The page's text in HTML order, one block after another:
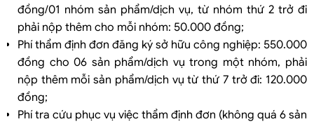
đồng/01 nhóm sản phẩm/dịch vụ, từ nhóm thứ 2 trở đi
phải nộp thêm cho mỗi nhóm: 50.000 đồng;
Phí thẩm định đơn đăng ký sở hữu công nghiệp: 550.000
đồng cho 06 sản phẩm/dịch vụ trong một nhóm, phải
nộp thêm mỗi sản phẩm/dịch vụ từ thứ 7 trở đi: 120.000
đồng;
Phí tra cứu phục vụ việc thẩm định đơn (không quá 6 sản